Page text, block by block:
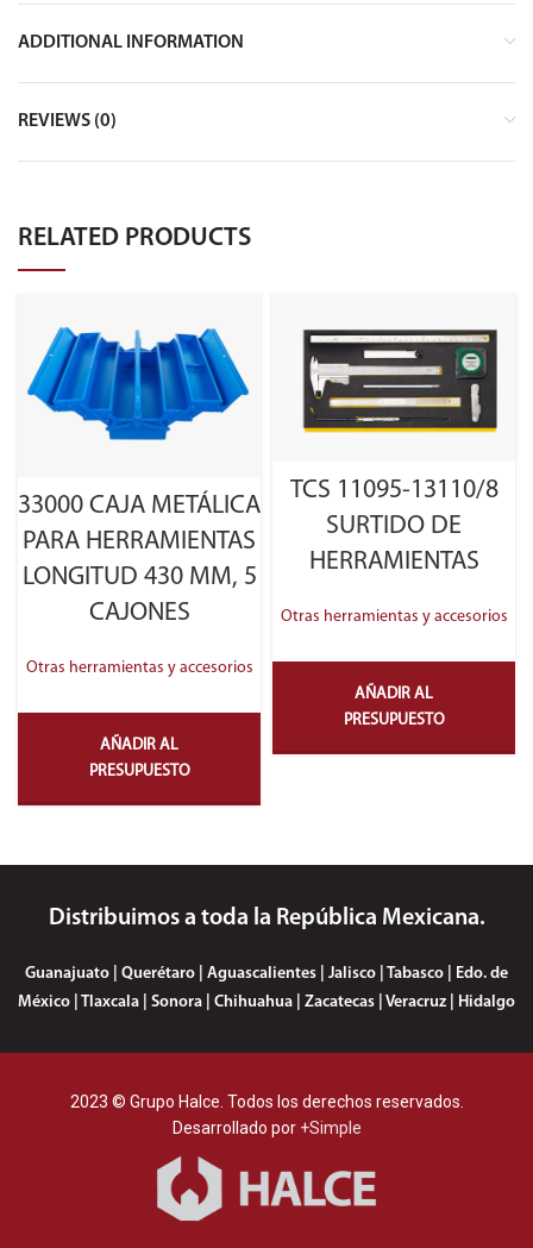
ADDITIONAL INFORMATION
REVIEWS (0)
RELATED PRODUCTS
33000 CAJA METÁLICA
PARA HERRAMIENTAS
LONGITUD 430 MM, 5
CAJONES
Otras herramientas y accesorios
AÑADIR AL
PRESUPUESTO
TCS 11095-13110/8
SURTIDO DE
HERRAMIENTAS
Otras herramientas y accesorios
AÑADIR AL
PRESUPUESTO
Distribuimos a toda la República Mexicana.
Guanajuato | Querétaro | Aguascalientes | Jalisco | Tabasco | Edo. de
México | Tlaxcala | Sonora | Chihuahua | Zacatecas | Veracruz | Hidalgo
2023 © Grupo Halce. Todos los derechos reservados.
Desarrollado por +Simple